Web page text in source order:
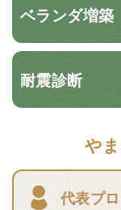
ベランダ増築
耐震診断
や
代表プ